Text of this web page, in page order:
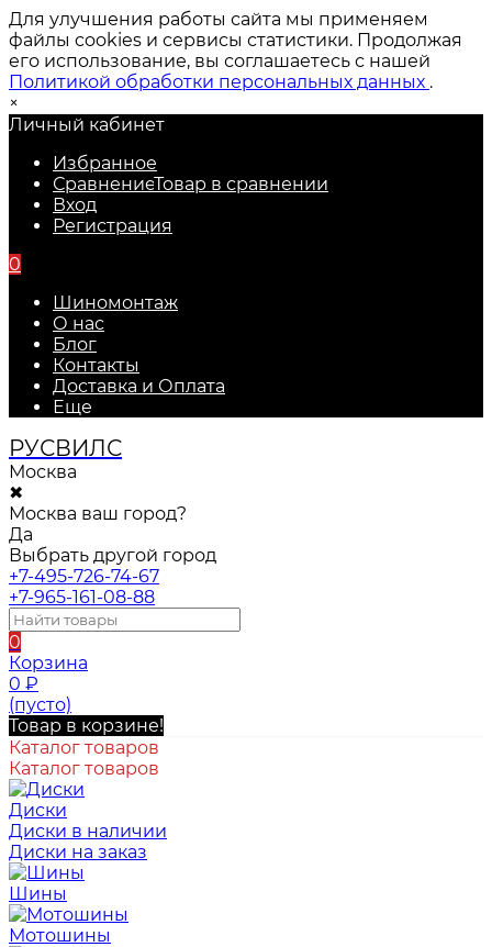
Для улучшения работы сайта мы применяем
файлы cookies и сервисы статистики. Продолжая
его использование, вы соглашаетесь с нашей
Политикой обработки персональных данных .
×
Личный кабинет
Избранное
СравнениеТовар в сравнении
Вход
Регистрация
0
Шиномонтаж
О нас
Блог
Контакты
Доставка и Оплата
Еще
РУСВИЛС
Москва
✖
Москва ваш город?
Да
Выбрать другой город
+7-495-726-74-67
+7-965-161-08-88
0
Корзина
0 ₽
(пусто)
Товар в корзине!
Каталог товаров
Каталог товаров
Диски
Диски в наличии
Диски на заказ
Шины
Мотошины